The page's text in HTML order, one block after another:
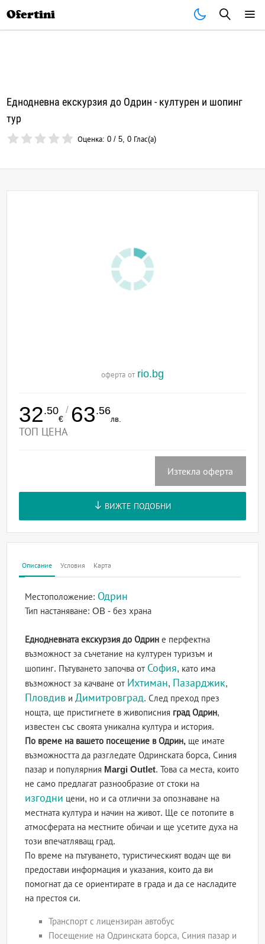
Ofertini
Еднодневна екскурзия до Одрин - културен и шопинг
тур
Оценка:0 /5,0 Глас(а)
оферта от rio.bg
32.50
€
/ 63.56
лв.
ТОП ЦЕНА
Изтекла оферта
ВИЖТЕ ПОДОБНИ
Описание Условия Карта
Местоположение: Одрин
Тип настаняване:OB - без храна
Еднодневната екскурзия до Одрин е перфектна
възможност за съчетание на културен туризъм и
шопинг. Пътуването започва от София, като има
възможност за качване от Ихтиман, Пазарджик,
Пловдив и Димитровград. След преход през
нощта, ще пристигнете в живописния град Одрин,
известен със своята уникална култура и история.
По време на вашето посещение в Одрин, ще имате
възможността да разгледате Одринската борса, Синия
пазар и популярния Margi Outlet. Това са места, които
не само предлагат разнообразие от стоки на
изгодни цени, но и са отлични за опознаване на
местната култура и начин на живот. Ще се потопите в
атмосферата на местните обичаи и ще усетите духа на
този впечатляващ град.
По време на пътуването, туристическият водач ще ви
предостави информация и указания, които да ви
помогнат да се ориентирате в града и да се насладите
на престоя си.
Транспорт с лицензиран автобус
Посещение на Одринската борса, Синия пазар и